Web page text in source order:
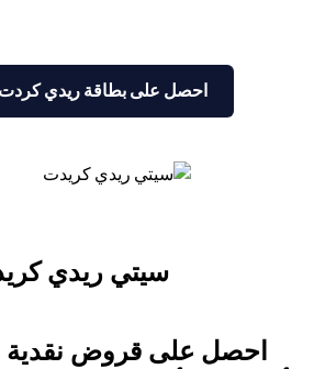
احصل على بطاقة ريدي
سيتي ريدي
احصل على قروض نقدية